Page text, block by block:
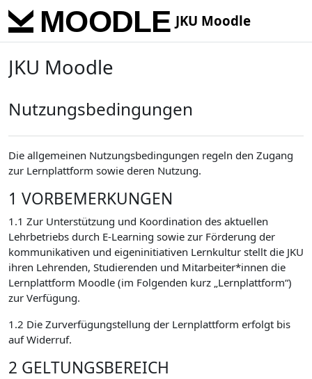
Skip to main content
JKU Moodle
JKU Moodle
Nutzungsbedingungen
Die allgemeinen Nutzungsbedingungen regeln den Zugang
zur Lernplattform sowie deren Nutzung.
1 VORBEMERKUNGEN
1.1 Zur Unterstützung und Koordination des aktuellen
Lehrbetriebs durch E-Learning sowie zur Förderung der
kommunikativen und eigeninitiativen Lernkultur stellt die JKU
ihren Lehrenden, Studierenden und Mitarbeiter*innen die
Lernplattform Moodle (im Folgenden kurz „Lernplattform“)
zur Verfügung.
1.2 Die Zurverfügungstellung der Lernplattform erfolgt bis
auf Widerruf.
2 GELTUNGSBEREICH